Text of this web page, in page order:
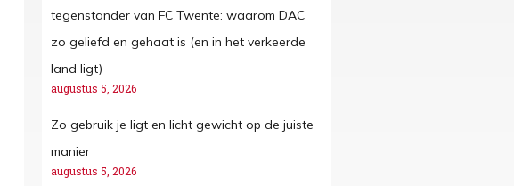
tegenstander van FC Twente: waarom DAC
zo geliefd en gehaat is (en in het verkeerde
land ligt)
augustus 5, 2026
Zo gebruik je ligt en licht gewicht op de juiste
manier
augustus 5, 2026